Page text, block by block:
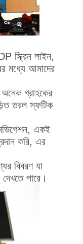
স্ক্রিন লাইন,
মধ্যে আমাদের
গ্রাহকের
তরল স্ফটিক
একই
করি, এর
বিবরণ যা
পারে।